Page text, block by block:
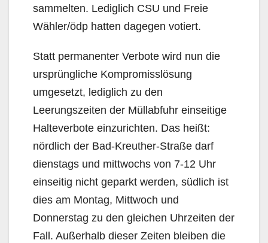
sammelten. Lediglich CSU und Freie
Wähler/ödp hatten dagegen votiert.
Statt permanenter Verbote wird nun die
ursprüngliche Kompromisslösung
umgesetzt, lediglich zu den
Leerungszeiten der Müllabfuhr einseitige
Halteverbote einzurichten. Das heißt:
nördlich der Bad-Kreuther-Straße darf
dienstags und mittwochs von 7-12 Uhr
einseitig nicht geparkt werden, südlich ist
dies am Montag, Mittwoch und
Donnerstag zu den gleichen Uhrzeiten der
Fall. Außerhalb dieser Zeiten bleiben die